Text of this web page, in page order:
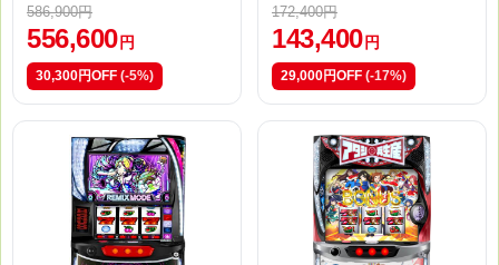
586,900円
556,600 円
30,300円OFF (-5%)
172,400円
143,400 円
29,000円OFF (-17%)